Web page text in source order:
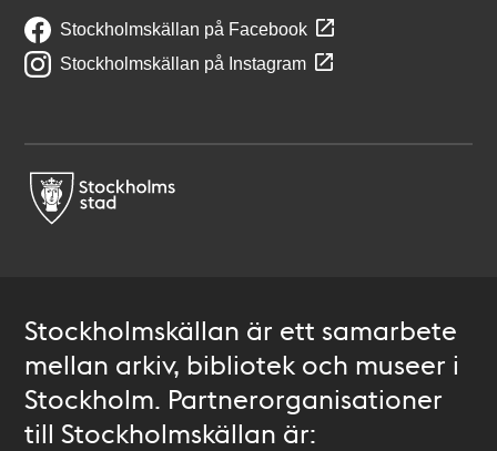
Stockholmskällan på Facebook
Stockholmskällan på Instagram
Stockholmskällan är ett samarbete
mellan arkiv, bibliotek och museer i
Stockholm. Partnerorganisationer
till Stockholmskällan är: